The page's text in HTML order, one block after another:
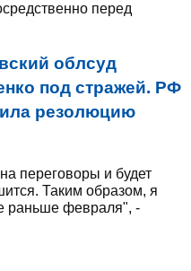
перед
облсуд
под стражей. РФ
резолюцию
переговоры и будет
Таким образом, я
раньше февраля", -